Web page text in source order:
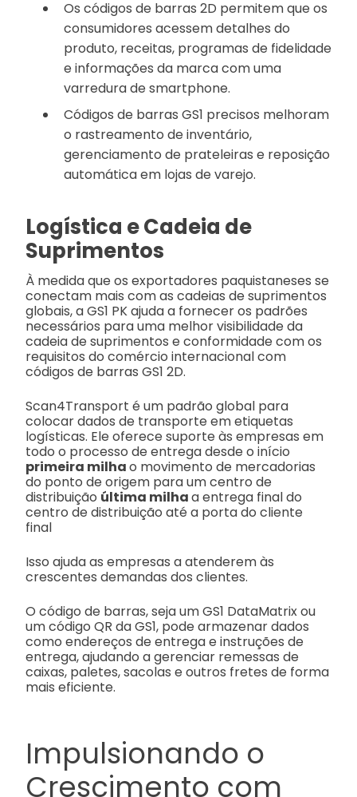
Os códigos de barras 2D permitem que os
consumidores acessem detalhes do
produto, receitas, programas de fidelidade
e informações da marca com uma
varredura de smartphone.
Códigos de barras GS1 precisos melhoram
o rastreamento de inventário,
gerenciamento de prateleiras e reposição
automática em lojas de varejo.
Logística e Cadeia de
Suprimentos
À medida que os exportadores paquistaneses se
conectam mais com as cadeias de suprimentos
globais, a GS1 PK ajuda a fornecer os padrões
necessários para uma melhor visibilidade da
cadeia de suprimentos e conformidade com os
requisitos do comércio internacional com
códigos de barras GS1 2D.
Scan4Transport é um padrão global para
colocar dados de transporte em etiquetas
logísticas. Ele oferece suporte às empresas em
todo o processo de entrega desde o início
primeira milhao movimento de mercadorias
do ponto de origem para um centro de
distribuição última milhaa entrega final do
centro de distribuição até a porta do cliente
final
Isso ajuda as empresas a atenderem às
crescentes demandas dos clientes.
O código de barras, seja um GS1 DataMatrix ou
um código QR da GS1, pode armazenar dados
como endereços de entrega e instruções de
entrega, ajudando a gerenciar remessas de
caixas, paletes, sacolas e outros fretes de forma
mais eficiente.
Impulsionando o
Crescimento com